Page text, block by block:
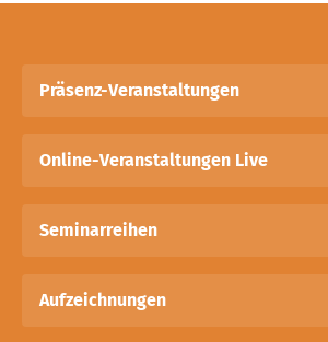
Präsenz-Veranstaltungen
Online-Veranstaltungen Live
Seminarreihen
Aufzeichnungen